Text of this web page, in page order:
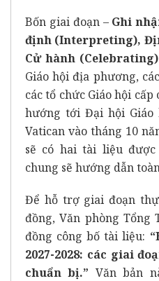
Bốn giai đoạn – Ghi
định (Interpreting),
Cử hành (Celebrating)
Giáo hội địa phương,
các tổ chức Giáo hội
hướng tới Đại hội Giáo
Vatican vào tháng 10
sẽ có hai tài liệu
chung sẽ hướng dẫn
Để hỗ trợ giai đoạn
đồng, Văn phòng
đồng công bố tài liệu:
2027-2028: các giai
chuẩn bị.” Văn bản